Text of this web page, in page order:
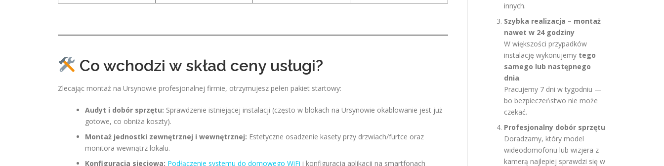
Co wchodzi w skład ceny usługi?
Zlecając montaż na Ursynowie profesjonalnej firmie, otrzymujesz pełen pakiet startowy:
Audyt i dobór sprzętu: Sprawdzenie istniejącej instalacji (często w blokach na Ursynowie okablowanie jest już
gotowe, co obniża koszty).
Montaż jednostki zewnętrznej i wewnętrznej: Estetyczne osadzenie kasety przy drzwiach/furtce oraz
monitora wewnątrz lokalu.
Konfiguracja sieciowa: Podłączenie systemu do domowego WiFi i konfiguracja aplikacji na smartfonach
innych.
Szybka realizacja – montaż
nawet w 24 godziny
W większości przypadków
instalację wykonujemy tego
samego lub następnego
dnia.
Pracujemy 7 dni w tygodniu —
bo bezpieczeństwo nie może
czekać.
Profesjonalny dobór sprzętu
Doradzamy, który model
wideodomofonu lub wizjera z
kamerą najlepiej sprawdzi się w